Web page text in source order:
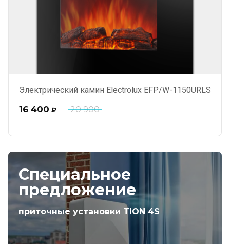
Электрический камин Electrolux EFP/W-1150URLS
20 900
16 400 ₽
Специальное
предложение
приточные установки TION 4S